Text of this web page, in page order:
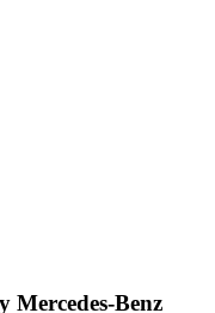
Mercedes-Benz